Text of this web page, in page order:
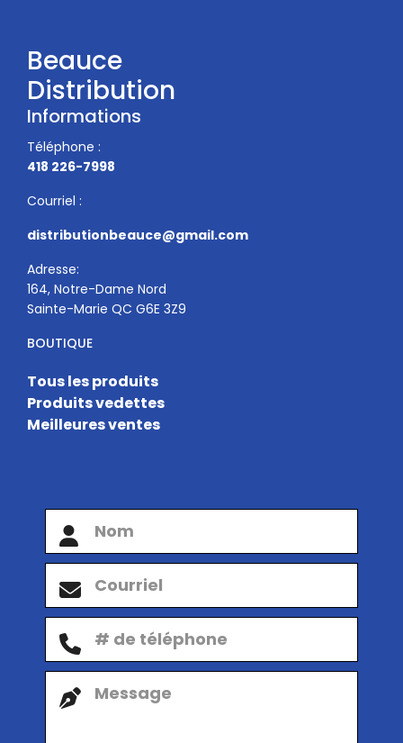
Beauce
Distribution
Informations
Téléphone :
418 226-7998
Courriel :
distributionbeauce@gmail.com
Adresse:
164, Notre-Dame Nord
Sainte-Marie QC G6E 3Z9
BOUTIQUE
Tous les produits
Produits vedettes
Meilleures ventes